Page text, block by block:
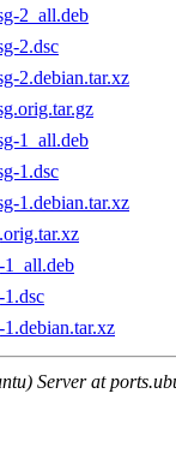
2_all.deb
2.dsc
2.debian.tar.xz
1_all.deb
1.dsc
1.debian.tar.xz
1_all.deb
Server at